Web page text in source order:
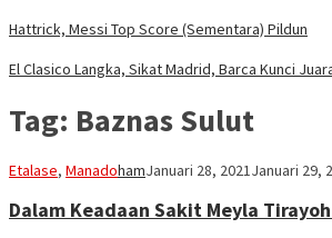
Hattrick, Messi Top Score (Sementara) Pildun
El Clasico Langka, Sikat Madrid, Barca Kunci
Tag: Baznas Sulut
Etalase, ManadohamJanuari 28, 2021Januari 29,
Dalam Keadaan Sakit Meyla